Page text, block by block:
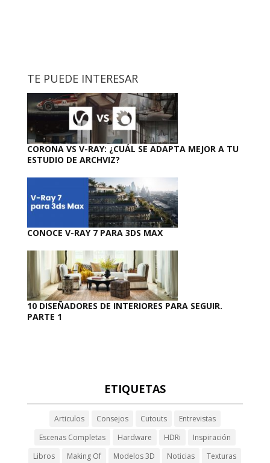
TE PUEDE INTERESAR
CORONA VS V-RAY: ¿CUÁL SE ADAPTA MEJOR A TU
ESTUDIO DE ARCHVIZ?
CONOCE V-RAY 7 PARA 3DS MAX
10 DISEÑADORES DE INTERIORES PARA SEGUIR.
PARTE 1
ETIQUETAS
Articulos Consejos Cutouts
Entrevistas
Escenas Completas
Hardware HDRi
Inspiración
Libros
Making Of Modelos 3D Noticias
Texturas